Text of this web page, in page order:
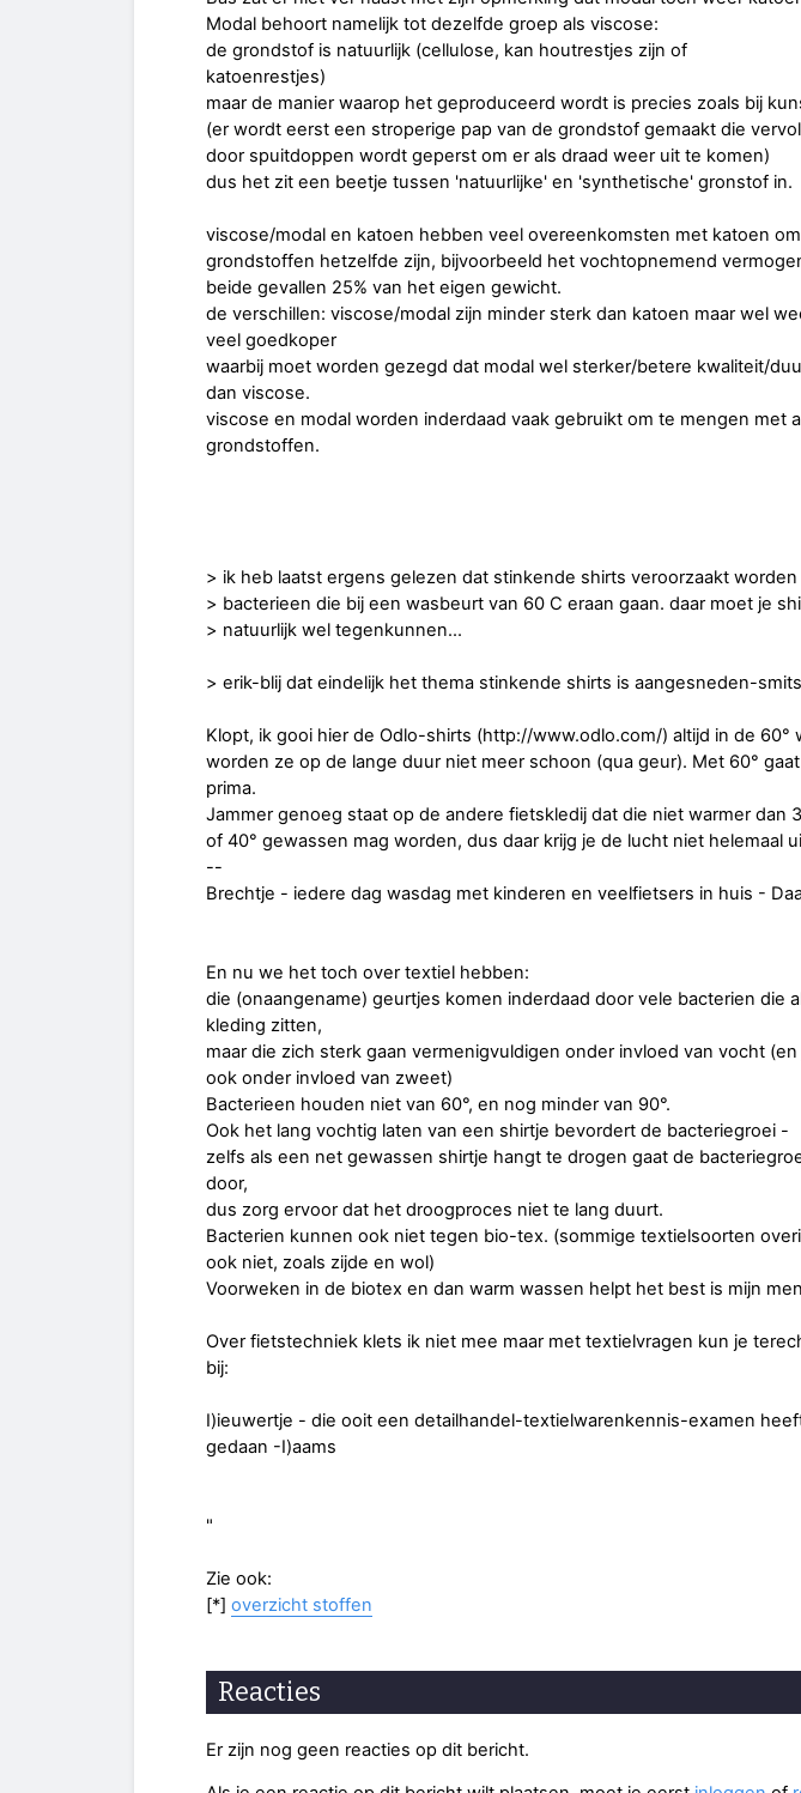
Modal behoort namelijk tot dezelfde groep als viscose:
de grondstof is natuurlijk (cellulose, kan houtrestjes zijn of
katoenrestjes)
maar de manier waarop het geproduceerd wordt is precies zoals bij
(er wordt eerst een stroperige pap van de grondstof gemaakt die
door spuitdoppen wordt geperst om er als draad weer uit te komen)
dus het zit een beetje tussen 'natuurlijke' en 'synthetische' gronstof in.
viscose/modal en katoen hebben veel overeenkomsten met katoen
grondstoffen hetzelfde zijn, bijvoorbeeld het vochtopnemend
beide gevallen 25% van het eigen gewicht.
de verschillen: viscose/modal zijn minder sterk dan katoen maar wel
veel goedkoper
waarbij moet worden gezegd dat modal wel sterker/betere kwaliteit/
dan viscose.
viscose en modal worden inderdaad vaak gebruikt om te mengen met
grondstoffen.
> ik heb laatst ergens gelezen dat stinkende shirts veroorzaakt worden
> bacterieen die bij een wasbeurt van 60 C eraan gaan. daar moet je
> natuurlijk wel tegenkunnen...
> erik-blij dat eindelijk het thema stinkende shirts is aangesneden-smits
Klopt, ik gooi hier de Odlo-shirts (http://www.odlo.com/) altijd in de 60°
worden ze op de lange duur niet meer schoon (qua geur). Met 60°
prima.
Jammer genoeg staat op de andere fietskledij dat die niet warmer dan
of 40° gewassen mag worden, dus daar krijg je de lucht niet helemaal
--
Brechtje - iedere dag wasdag met kinderen en veelfietsers in huis -
En nu we het toch over textiel hebben:
die (onaangename) geurtjes komen inderdaad door vele bacterien die
kleding zitten,
maar die zich sterk gaan vermenigvuldigen onder invloed van vocht
ook onder invloed van zweet)
Bacterieen houden niet van 60°, en nog minder van 90°.
Ook het lang vochtig laten van een shirtje bevordert de bacteriegroei -
zelfs als een net gewassen shirtje hangt te drogen gaat de
door,
dus zorg ervoor dat het droogproces niet te lang duurt.
Bacterien kunnen ook niet tegen bio-tex. (sommige textielsoorten
ook niet, zoals zijde en wol)
Voorweken in de biotex en dan warm wassen helpt het best is mijn
Over fietstechniek klets ik niet mee maar met textielvragen kun je
bij:
I)ieuwertje - die ooit een detailhandel-textielwarenkennis-examen
gedaan -I)aams
"
Zie ook:
[*] overzicht stoffen
Reacties
Er zijn nog geen reacties op dit bericht.